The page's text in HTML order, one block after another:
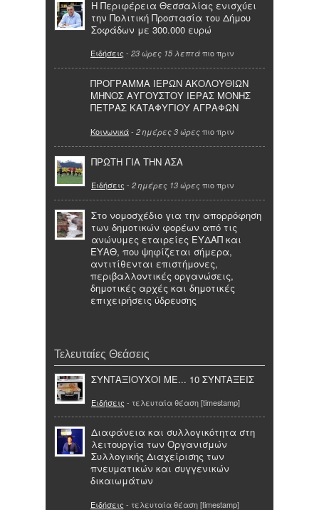
Η Περιφέρεια Θεσσαλίας ενισχύει
την Πολιτική Προστασία του Δήμου
Σοφάδων με 300.000 ευρώ
Ειδήσεις - 23 ώρες 15 λεπτά πιο πριν
ΠΡΟΓΡΑΜΜΑ ΙΕΡΩΝ ΑΚΟΛΟΥΘΙΩΝ
ΜΗΝΟΣ ΑΥΓΟΥΣΤΟΥ ΙΕΡΑΣ ΜΟΝΗΣ
ΠΕΤΡΑΣ ΚΑΤΑΦΥΓΙΟΥ ΑΓΡΑΦΩΝ
Κοινωνικά- 2 ημέρες 3 ώρες πιο πριν
ΠΡΩΤΗ ΓΙΑ ΤΗΝ ΑΣΑ
Ειδήσεις - 2 ημέρες 13 ώρες πιο πριν
Στο νομοσχέδιο για την απορρόφηση
των δημοτικών φορέων από τις
ανώνυμες εταιρείες ΕΥΔΑΠ και
ΕΥΑΘ, που ψηφίζεται σήμερα,
αντιτίθενται επιστήμονες,
περιβαλλοντικές οργανώσεις,
δημοτικές αρχές και δημοτικές
επιχειρήσεις ύδρευσης
Τελευταίες Θεάσεις
ΣΥΝΤΑΞΙΟΥΧΟΙ ΜΕ... 10 ΣΥΝΤΑΞΕΙΣ
Ειδήσεις - τελευταία θέαση [timestamp]
Διαφάνεια και συλλογικότητα στη
λειτουργία των Οργανισμών
Συλλογικής Διαχείρισης των
πνευματικών και συγγενικών
δικαιωμάτων
Ειδήσεις - τελευταία θέαση [timestamp]